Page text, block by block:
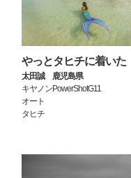
やっとタヒチに着いた
太田誠 鹿児島県
キヤノンPowerShotG11
オート
タヒチ